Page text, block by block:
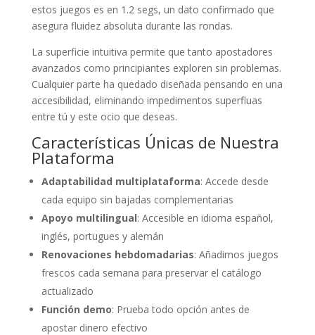
estos juegos es en 1.2 segs, un dato confirmado que
asegura fluidez absoluta durante las rondas.
La superficie intuitiva permite que tanto apostadores
avanzados como principiantes exploren sin problemas.
Cualquier parte ha quedado diseñada pensando en una
accesibilidad, eliminando impedimentos superfluas
entre tú y este ocio que deseas.
Características Únicas de Nuestra
Plataforma
Adaptabilidad multiplataforma: Accede desde
cada equipo sin bajadas complementarias
Apoyo multilingual: Accesible en idioma español,
inglés, portugues y alemán
Renovaciones hebdomadarias: Añadimos juegos
frescos cada semana para preservar el catálogo
actualizado
Función demo: Prueba todo opción antes de
apostar dinero efectivo